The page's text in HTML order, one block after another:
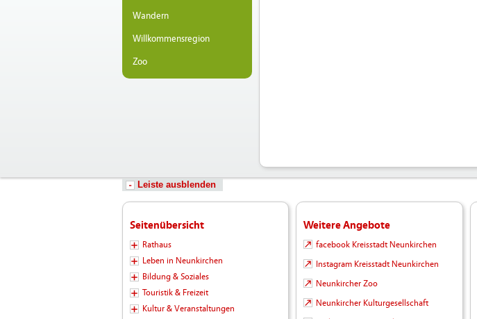
Wandern
Willkommensregion
Zoo
Leiste ausblenden
Seitenübersicht
Rathaus
Leben in Neunkirchen
Bildung & Soziales
Touristik & Freizeit
Kultur & Veranstaltungen
Weitere Angebote
facebook Kreisstadt Neunkirchen
Instagram Kreisstadt Neunkirchen
Neunkircher Zoo
Neunkircher Kulturgesellschaft